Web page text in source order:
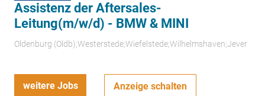
Assistenz der Aftersales-
Leitung(m/w/d) - BMW & MINI
Oldenburg (Oldb);Westerstede;Wiefelstede;Wilhelmshaven;Jever
weitere Jobs Anzeige schalten